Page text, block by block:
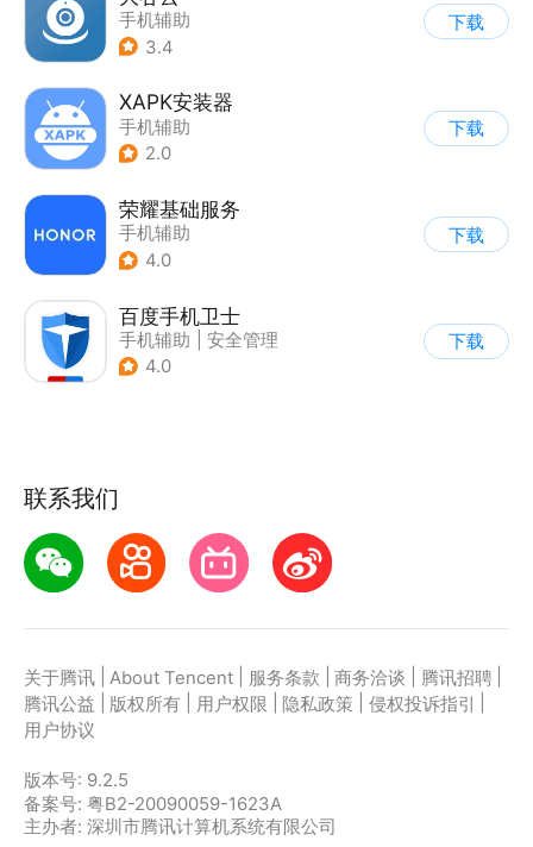
手机辅助
3.4
下载
XAPK安装器
手机辅助
2.0
下载
荣耀基础服务
手机辅助
4.0
下载
百度手机卫士
手机辅助
安全管理
4.0
下载
联系我们
关于腾讯 About Tencent 服务条款 商务洽谈 腾讯招聘
腾讯公益
版权所有 用户权限 隐私政策 侵权投诉指引
用户协议
版本号: 9.2.5
备案号: 粤B2-20090059-1623A
主办者: 深圳市腾讯计算机系统有限公司